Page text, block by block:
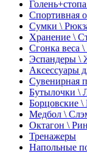
Спортивная
Сумки \
Хранение \
Сгонка веса
Эспандеры \
Аксессуары
Сувенирная
Бутылочки \
Борцовские
Медбол \
Октагон \
Тренажеры
Напольные